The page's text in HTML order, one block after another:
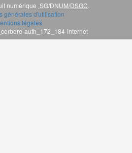
numérique SG/DNUM/DSGC
générales d'utilisation
légales
auth_172_184-internet